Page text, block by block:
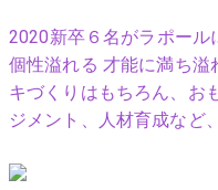
2020新卒６名がラポール
個性溢れる 才能に満ち溢
キづくりはもちろん、お
ジメント、人材育成など